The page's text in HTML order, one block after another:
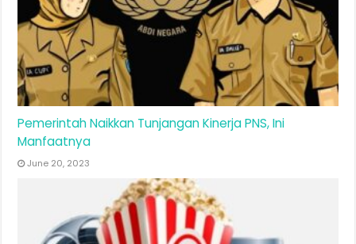
Pemerintah Naikkan Tunjangan Kinerja PNS, Ini
Manfaatnya
June 20, 2023